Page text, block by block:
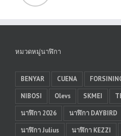
หมวดหมู่นาฬิกา
BENYAR CUENA
NIBOSI
Olevs SKMEI
นาฬิกา 2026
นาฬิกา DAYBIRD
นาฬิกา Julius
นาฬิกา KEZZI